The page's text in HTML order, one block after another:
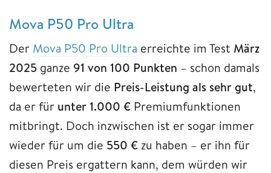
Mova P50 Pro Ultra
Der Mova P50 Pro Ultra erreichte im Test März
2025 ganze 91 von 100 Punkten – schon damals
bewerteten wir die Preis-Leistung als sehr gut,
da er für unter 1.000 € Premiumfunktionen
mitbringt. Doch inzwischen ist er sogar immer
wieder für um die 550 €zu haben – er ihn für
diesen Preis ergattern kann, dem würden wir